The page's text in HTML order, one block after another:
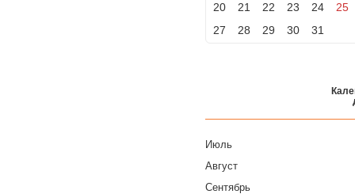
20
21 22 23 24
25
27
28 29 30 31
Июль
Август
Сентябрь